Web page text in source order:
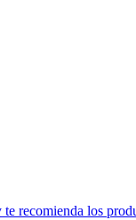
recomienda los